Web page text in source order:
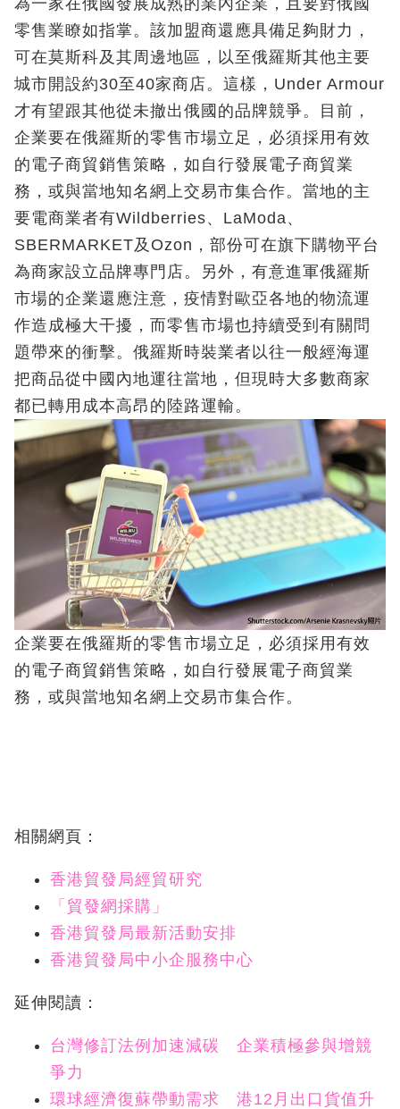
零售業瞭如指掌。該加盟商還應具備足夠財力，
可在莫斯科及其周邊地區，以至俄羅斯其他主要
城市開設約30至40家商店。這樣，Under Armour
才有望跟其他從未撤出俄國的品牌競爭。目前，
企業要在俄羅斯的零售市場立足，必須採用有效
的電子商貿銷售策略，如自行發展電子商貿業
務，或與當地知名網上交易市集合作。當地的主
要電商業者有Wildberries、LaModa、
SBERMARKET及Ozon，部份可在旗下購物平台
為商家設立品牌專門店。另外，有意進軍俄羅斯
市場的企業還應注意，疫情對歐亞各地的物流運
作造成極大干擾，而零售市場也持續受到有關問
題帶來的衝擊。俄羅斯時裝業者以往一般經海運
把商品從中國內地運往當地，但現時大多數商家
都已轉用成本高昂的陸路運輸。
企業要在俄羅斯的零售市場立足，必須採用有效
的電子商貿銷售策略，如自行發展電子商貿業
務，或與當地知名網上交易市集合作。
相關網頁：
香港貿發局經貿研究
「貿發網採購」
香港貿發局最新活動安排
香港貿發局中小企服務中心
延伸閱讀：
台灣修訂法例加速減碳 企業積極參與增競
爭力
環球經濟復蘇帶動需求 港12月出口貨值升